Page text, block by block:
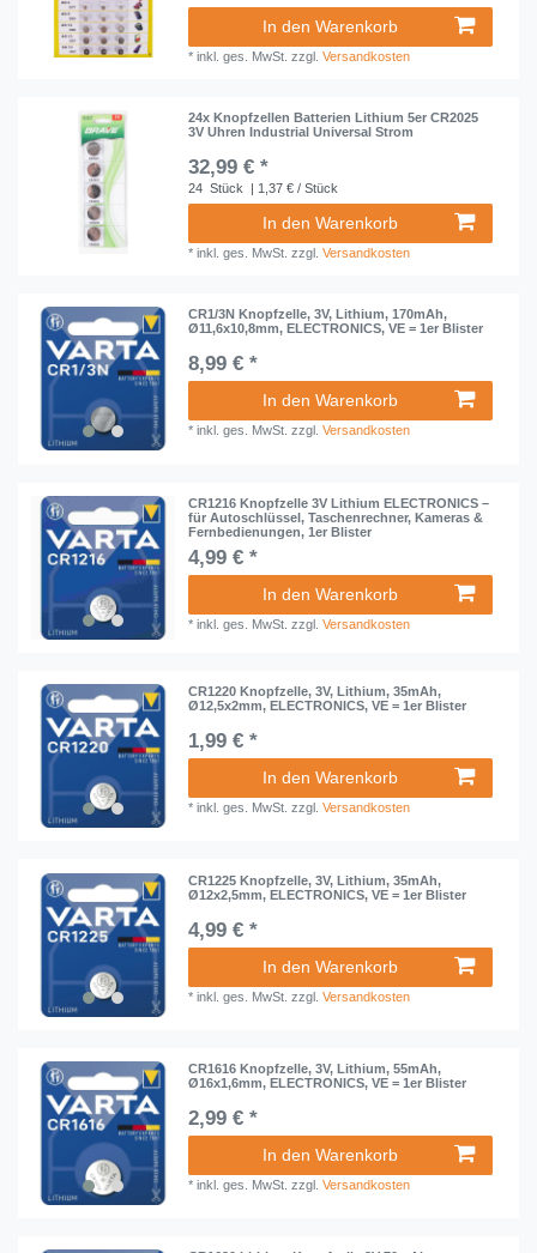
In den Warenkorb
*inkl. ges. MwSt. zzgl.Versandkosten
24x Knopfzellen Batterien Lithium 5er CR2025
3V Uhren Industrial Universal Strom
32,99 € *
24 Stück | 1,37 € / Stück
In den Warenkorb
*inkl. ges. MwSt. zzgl.Versandkosten
CR1/3N Knopfzelle, 3V, Lithium, 170mAh,
Ø11,6x10,8mm, ELECTRONICS, VE = 1er Blister
8,99 € *
In den Warenkorb
*inkl. ges. MwSt. zzgl.Versandkosten
CR1216 Knopfzelle 3V Lithium ELECTRONICS –
für Autoschlüssel, Taschenrechner, Kameras &
Fernbedienungen, 1er Blister
4,99 € *
In den Warenkorb
*inkl. ges. MwSt. zzgl.Versandkosten
CR1220 Knopfzelle, 3V, Lithium, 35mAh,
Ø12,5x2mm, ELECTRONICS, VE = 1er Blister
1,99 € *
In den Warenkorb
*inkl. ges. MwSt. zzgl.Versandkosten
CR1225 Knopfzelle, 3V, Lithium, 35mAh,
Ø12x2,5mm, ELECTRONICS, VE = 1er Blister
4,99 € *
In den Warenkorb
*inkl. ges. MwSt. zzgl.Versandkosten
CR1616 Knopfzelle, 3V, Lithium, 55mAh,
Ø16x1,6mm, ELECTRONICS, VE = 1er Blister
2,99 € *
In den Warenkorb
*inkl. ges. MwSt. zzgl.Versandkosten